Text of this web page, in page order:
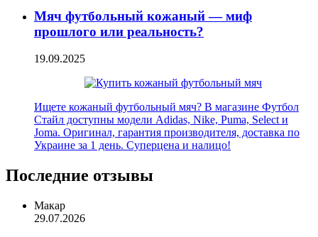
Мяч футбольный кожаный — миф
прошлого или реальность?
19.09.2025
Ищете кожаный футбольный мяч? В магазине Футбол
Стайл доступны модели Adidas, Nike, Puma, Select и
Joma. Оригинал, гарантия производителя, доставка по
Украине за 1 день. Суперцена и налицо!
Последние отзывы
Макар
29.07.2026